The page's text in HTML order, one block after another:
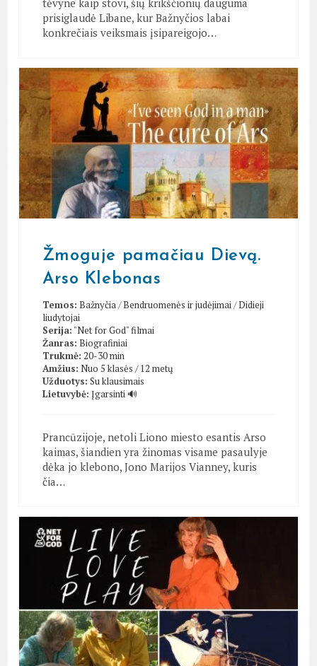
tėvyne kaip stovi, šių krikščionių dauguma
prisiglaudė Libane, kur Bažnyčios labai
konkrečiais veiksmais įsipareigojo…
Žmoguje pamačiau Dievą.
Arso Klebonas
Temos: Bažnyčia/Bendruomenės ir judėjimai/Didieji
liudytojai
Serija: "Net for God" filmai
Žanras: Biografiniai
Trukmė: 20-30 min
Amžius: Nuo 5 klasės / 12 metų
Užduotys: Su klausimais
Lietuvybė: Įgarsinti 🔊
Prancūzijoje, netoli Liono miesto esantis Arso
kaimas, šiandien yra žinomas visame pasaulyje
dėka jo klebono, Jono Marijos Vianney, kuris
čia…